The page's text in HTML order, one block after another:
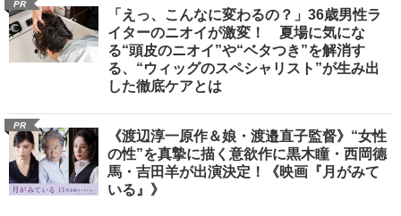
PR
「えっ、こんなに変わるの？」36歳男性ラ
イターのニオイが激変！ 夏場に気にな
る“頭皮のニオイ”や“ベタつき”を解消す
る、“ウィッグのスペシャリスト”が生み出
した徹底ケアとは
PR
《渡辺淳一原作＆娘・渡邉直子監督》“女性
の性”を真摯に描く意欲作に黒木瞳・西岡德
馬・吉田羊が出演決定！《映画『月がみて
いる』》